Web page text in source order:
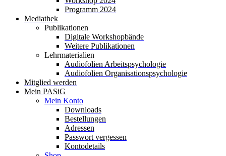
Programm 2024
Mediathek
Publikationen
Digitale Workshopbände
Weitere Publikationen
Lehrmaterialien
Audiofolien Arbeitspsychologie
Audiofolien Organisationspsychologie
Mitglied werden
Mein PASiG
Mein Konto
Downloads
Bestellungen
Adressen
Passwort vergessen
Kontodetails